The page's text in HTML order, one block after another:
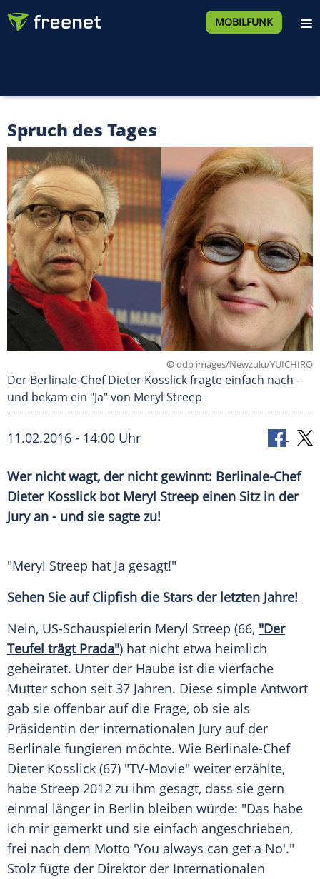
MOBILFUNK
Spruch des Tages
©ddp images/Newzulu/YUICHIRO
Der Berlinale-Chef Dieter Kosslick fragte einfach nach -
und bekam ein "Ja" von Meryl Streep
11.02.2016 - 14:00 Uhr
Wer nicht wagt, der nicht gewinnt: Berlinale-Chef
Dieter Kosslick bot Meryl Streep einen Sitz in der
Jury an - und sie sagte zu!
"Meryl Streep hat Ja gesagt!"
Sehen Sie auf Clipfish die Stars der letzten Jahre!
Nein, US-Schauspielerin Meryl Streep (66, "Der
Teufel trägt Prada") hat nicht etwa heimlich
geheiratet. Unter der Haube ist die vierfache
Mutter schon seit 37 Jahren. Diese simple Antwort
gab sie offenbar auf die Frage, ob sie als
Präsidentin der internationalen Jury auf der
Berlinale fungieren möchte. Wie Berlinale-Chef
Dieter Kosslick (67) "TV-Movie" weiter erzählte,
habe Streep 2012 zu ihm gesagt, dass sie gern
einmal länger in Berlin bleiben würde: "Das habe
ich mir gemerkt und sie einfach angeschrieben,
frei nach dem Motto 'You always can get a No'."
Stolz fügte der Direktor der Internationalen